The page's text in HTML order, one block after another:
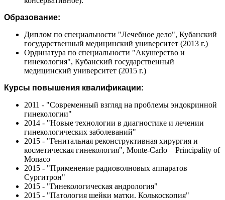
Образование:
Диплом по специальности "Лечебное дело", Кубанский
государственный медицинский университет (2013 г.)
Ординатура по специальности "Акушерство и
гинекология", Кубанский государственный
медицинский университет (2015 г.)
Курсы повышения квалификации:
2011 - "Современный взгляд на проблемы эндокринной
гинекологии"
2014 - "Новые технологии в диагностике и лечении
гинекологических заболеваний"
2015 - "Генитальная реконструктивная хирургия и
косметическая гинекология", Monte-Carlo – Principality of
Monaco
2015 - "Применение радиоволновых аппаратов
Сургитрон"
2015 - "Гинекологическая андрология"
2015 - "Патология шейки матки. Колькоскопия"